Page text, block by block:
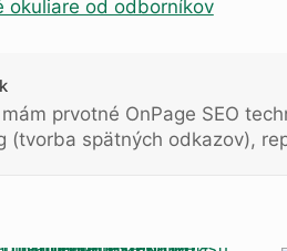
okuliare od odborníkov
prvotné OnPage SEO
(tvorba spätných odkazov),